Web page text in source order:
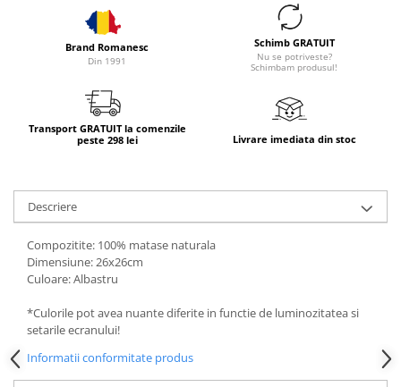
Brand Romanesc
Din 1991
Schimb GRATUIT
Nu se potriveste?
Schimbam produsul!
Transport GRATUIT la comenzile
peste 298 lei
Livrare imediata din stoc
Descriere
Compozitite: 100% matase naturala
Dimensiune: 26x26cm
Culoare: Albastru
*Culorile pot avea nuante diferite in functie de luminozitatea si
setarile ecranului!
Informatii conformitate produs